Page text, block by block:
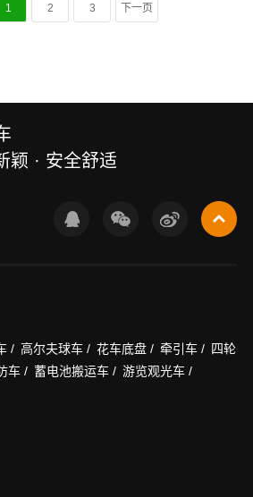
1 2 3 下一页
颖 · 安全舒适
/ 高尔夫球车 / 花车底盘 / 牵引车 / 四轮
车 / 蓄电池搬运车 / 游览观光车 /